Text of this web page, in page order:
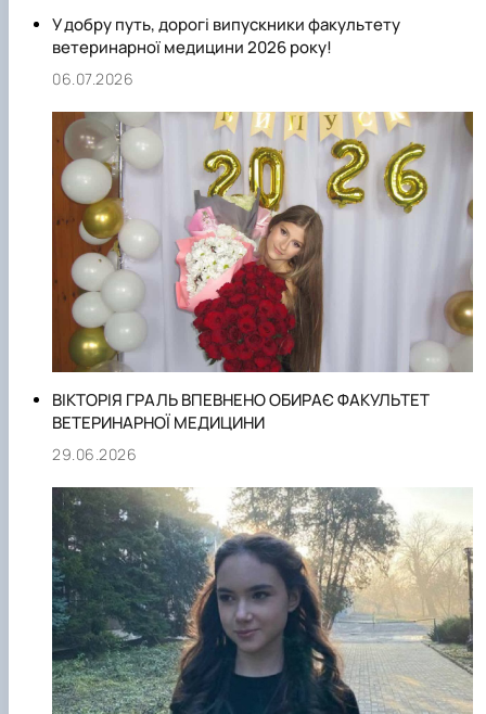
У добру путь, дорогі випускники факультету
ветеринарної медицини 2026 року!
06.07.2026
ВІКТОРІЯ ГРАЛЬ ВПЕВНЕНО ОБИРАЄ ФАКУЛЬТЕТ
ВЕТЕРИНАРНОЇ МЕДИЦИНИ
29.06.2026